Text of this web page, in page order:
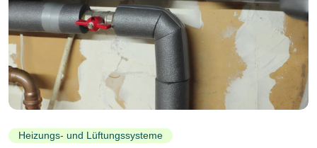
Heizungs- und Lüftungssysteme